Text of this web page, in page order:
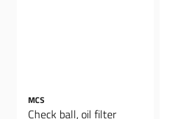
MCS
Check ball, oil filter